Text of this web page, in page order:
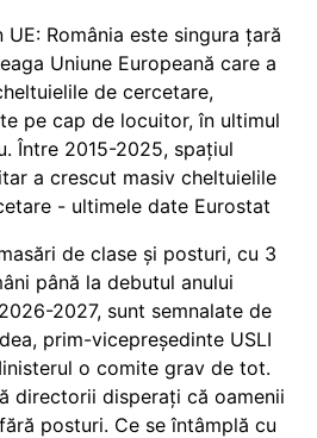
UE: România este singura țară
Uniune Europeană care a
de cercetare,
pe cap de locuitor, în ultimul
Între 2015-2025, spațiul
a crescut masiv cheltuielile
- ultimele date Eurostat
de clase și posturi, cu 3
până la debutul anului
2027, sunt semnalate de
prim-vicepreședinte USLI
o comite grav de tot.
directorii disperați că oamenii
posturi. Ce se întâmplă cu